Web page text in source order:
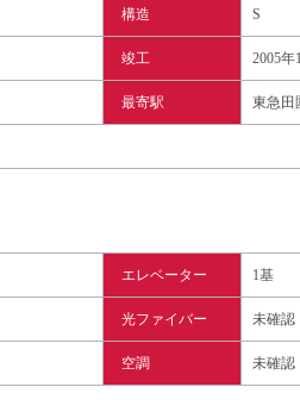
構造 S
竣工 2005年
最寄駅 東急田
エレベーター 1基
光ファイバー 未確認
空調 未確認